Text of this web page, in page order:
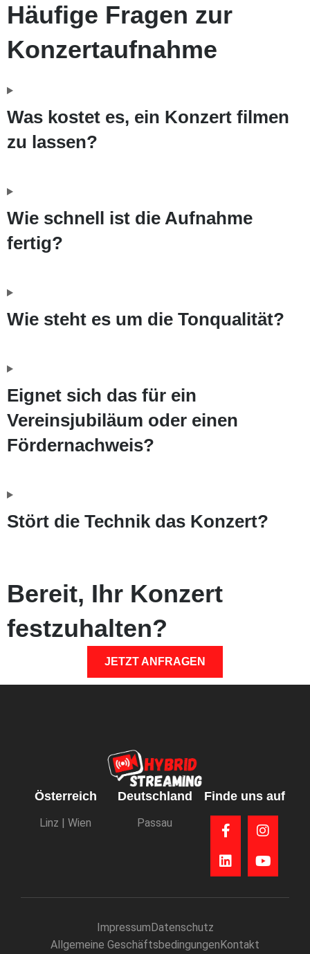
Häufige Fragen zur
Konzertaufnahme
Was kostet es, ein Konzert filmen
zu lassen?
Wie schnell ist die Aufnahme
fertig?
Wie steht es um die Tonqualität?
Eignet sich das für ein
Vereinsjubiläum oder einen
Fördernachweis?
Stört die Technik das Konzert?
Bereit, Ihr Konzert
festzuhalten?
JETZT ANFRAGEN
Österreich
Linz | Wien
Deutschland
Passau
Finde uns auf
Impressum Datenschutz
Allgemeine Geschäftsbedingungen Kontakt